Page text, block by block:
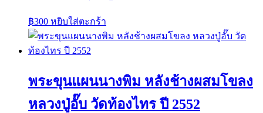
฿300 หยิบใส่ตะกร้า
พระขุนแผนนางพิม หลังช้างผสมโขลง
หลวงปู่อั๊บ วัดท้องไทร ปี 2552